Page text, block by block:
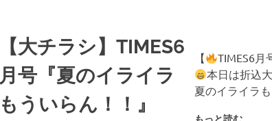
【大チラシ】TIMES6
月号『夏のイライラ
もういらん！！』
【 TIMES6月
本日は折込
夏のイライラ